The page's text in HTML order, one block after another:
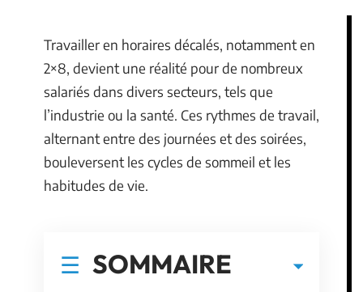
Travailler en horaires décalés, notamment en
2×8, devient une réalité pour de nombreux
salariés dans divers secteurs, tels que
l’industrie ou la santé. Ces rythmes de travail,
alternant entre des journées et des soirées,
bouleversent les cycles de sommeil et les
habitudes de vie.
SOMMAIRE